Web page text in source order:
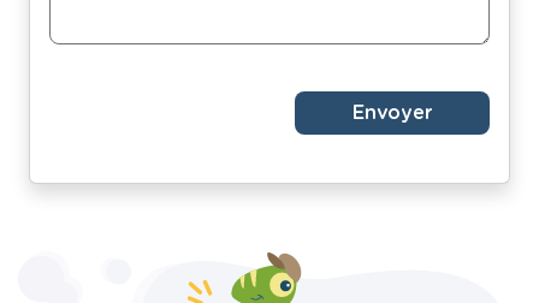
Envoyer